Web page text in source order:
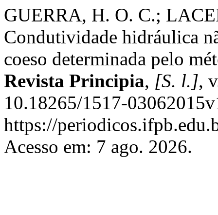
GUERRA, H. O. C.;
Condutividade hidráulica
coeso determinada pelo
Revista Principia, [S. l.],
10.18265/1517-
https://
Acesso em: 7 ago. 2026.